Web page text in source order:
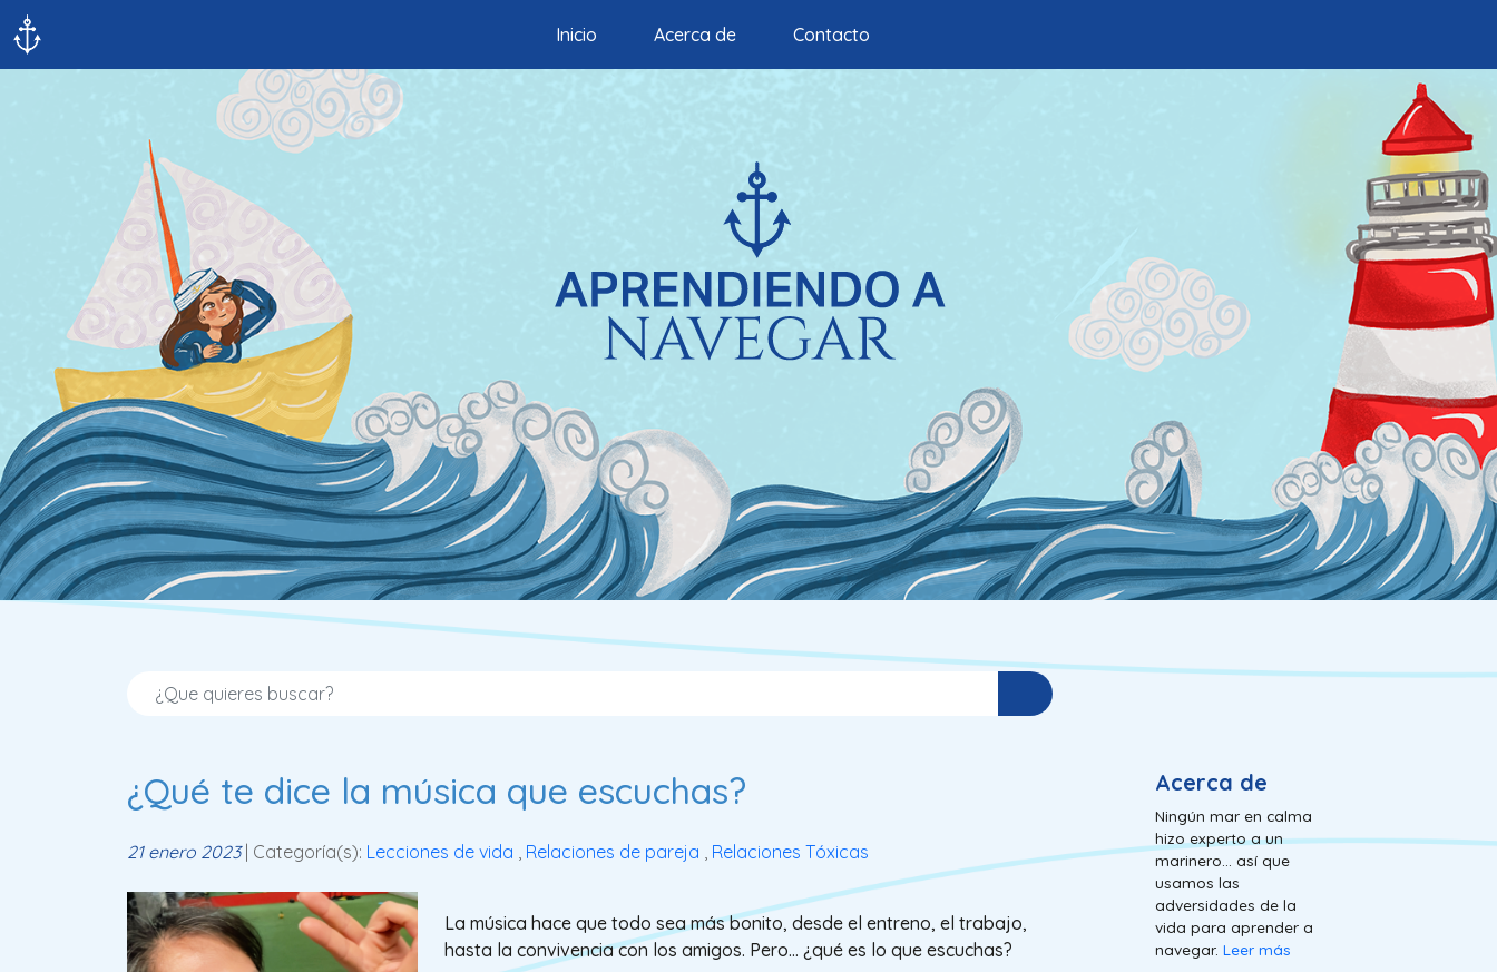
Inicio Acerca de Contacto
¿Qué te dice la música que escuchas?
21 enero 2023| Categoría(s): Lecciones de vida Relaciones de pareja Relaciones Tóxicas
La música hace que todo sea más bonito, desde el entreno, el trabajo,
hasta la convivencia con los amigos. Pero… ¿qué es lo que escuchas?
Acerca de
Ningún mar en calma
hizo experto a un
marinero... así que
usamos las
adversidades de la
vida para aprender a
navegar. Leer más